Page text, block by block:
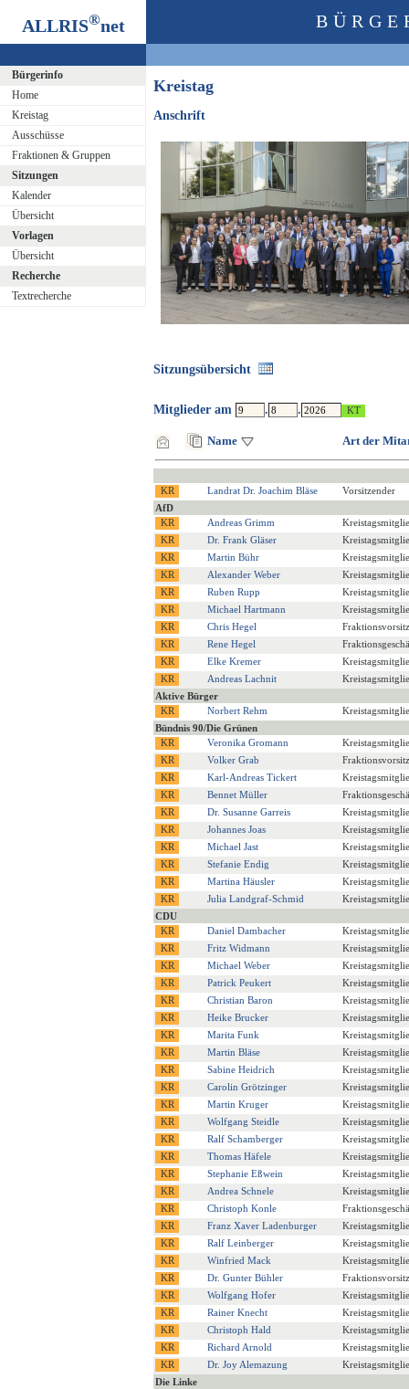
ALLRIS®net
Bürgerinfo
Home
Kreistag
Ausschüsse
Fraktionen & Gruppen
Sitzungen
Kalender
Übersicht
Vorlagen
Übersicht
Recherche
Textrecherche
Kreistag
Anschrift
Sitzungsübersicht
Mitglieder am . .
Name Art der
Landrat Dr. Joachim Bläse
Vorsitzender
AfD
Andreas Grimm
Dr. Frank Gläser
Martin Bühr
Alexander Weber
Ruben Rupp
Michael Hartmann
Chris Hegel
Rene Hegel
Elke Kremer
Andreas Lachnit
Aktive Bürger
Norbert Rehm
Bündnis 90/Die Grünen
Veronika Gromann
Volker Grab
Karl-Andreas Tickert
Bennet Müller
Dr. Susanne Garreis
Johannes Joas
Michael Jast
Stefanie Endig
Martina Häusler
Julia Landgraf-Schmid
CDU
Daniel Dambacher
Fritz Widmann
Michael Weber
Patrick Peukert
Christian Baron
Heike Brucker
Marita Funk
Martin Bläse
Sabine Heidrich
Carolin Grötzinger
Martin Kruger
Wolfgang Steidle
Ralf Schamberger
Thomas Häfele
Stephanie Eßwein
Andrea Schnele
Christoph Konle
Franz Xaver Ladenburger
Ralf Leinberger
Winfried Mack
Dr. Gunter Bühler
Wolfgang Hofer
Rainer Knecht
Christoph Hald
Richard Arnold
Dr. Joy Alemazung
Die Linke